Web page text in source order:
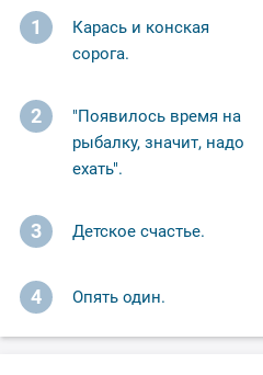
1
Карась и конская
сорога.
2
"Появилось время на
рыбалку, значит, надо
ехать".
3 Детское счастье.
4 Опять один.